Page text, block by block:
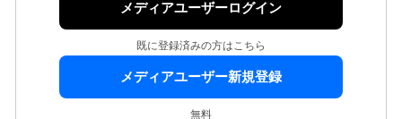
メディアユーザーログイン
既に登録済みの方はこちら
メディアユーザー新規登録
無料